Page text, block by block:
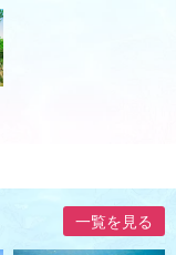
一覧を見る